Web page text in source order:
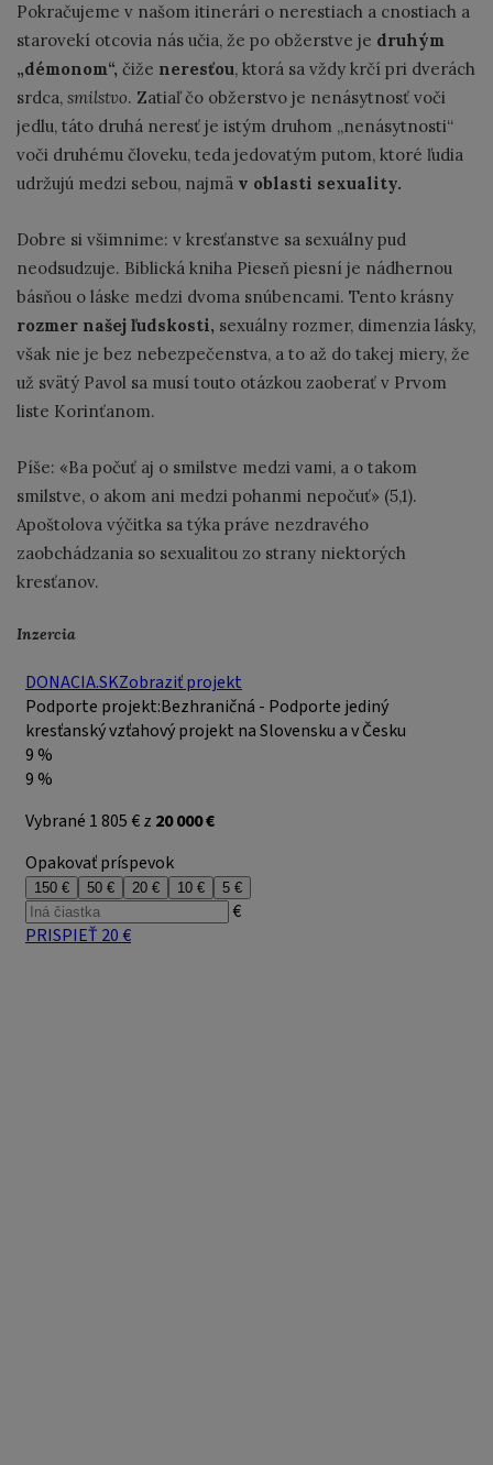
Pokračujeme v našom itinerári o nerestiach a cnostiach a
starovekí otcovia nás učia, že po obžerstve je druhým
„démonom“, čiže neresťou, ktorá sa vždy krčí pri dverách
srdca, smilstvo. Zatiaľ čo obžerstvo je nenásytnosť voči
jedlu, táto druhá neresť je istým druhom „nenásytnosti“
voči druhému človeku, teda jedovatým putom, ktoré ľudia
udržujú medzi sebou, najmä v oblasti sexuality.
Dobre si všimnime: v kresťanstve sa sexuálny pud
neodsudzuje. Biblická kniha Pieseň piesní je nádhernou
básňou o láske medzi dvoma snúbencami. Tento krásny
rozmer našej ľudskosti, sexuálny rozmer, dimenzia lásky,
však nie je bez nebezpečenstva, a to až do takej miery, že
už svätý Pavol sa musí touto otázkou zaoberať v Prvom
liste Korinťanom.
Píše: «Ba počuť aj o smilstve medzi vami, a o takom
smilstve, o akom ani medzi pohanmi nepočuť» (5,1).
Apoštolova výčitka sa týka práve nezdravého
zaobchádzania so sexualitou zo strany niektorých
kresťanov.
Inzercia